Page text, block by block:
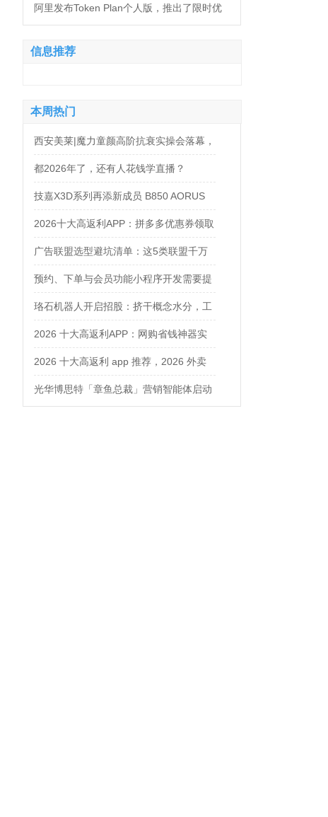
补怎么领？学生专属优惠补贴领取攻略来
竞新体验
阿里发布Token Plan个人版，推出了限时优
信息推荐
本周热门
西安美莱|魔力童颜高阶抗衰实操会落幕，
解锁自然年轻新姿态
都2026年了，还有人花钱学直播？
技嘉X3D系列再添新成员 B850 AORUS
ELITE X3D主板强化性能体验
2026十大高返利APP：拼多多优惠券领取
攻略
广告联盟选型避坑清单：这5类联盟千万
别碰
预约、下单与会员功能小程序开发需要提
前确认什么
珞石机器人开启招股：挤干概念水分，工
业、协作、具身三箭齐发
2026 十大高返利APP：网购省钱神器实
测对比
2026 十大高返利 app 推荐，2026 外卖
优惠券在哪领？网购平价神器测评
光华博思特「章鱼总裁」营销智能体启动